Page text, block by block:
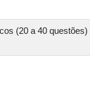
(20 a 40 questões)